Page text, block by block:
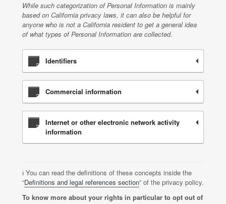
While such categorization of Personal Information is mainly
based on California privacy laws, it can also be helpful for
anyone who is not a California resident to get a general idea
of what types of Personal Information are collected.
Identifiers
Commercial information
Internet or other electronic network activity
information
ℹ️ You can read the definitions of these concepts inside the
“Definitions and legal references section” of the privacy policy.
To know more about your rights in particular to opt out of